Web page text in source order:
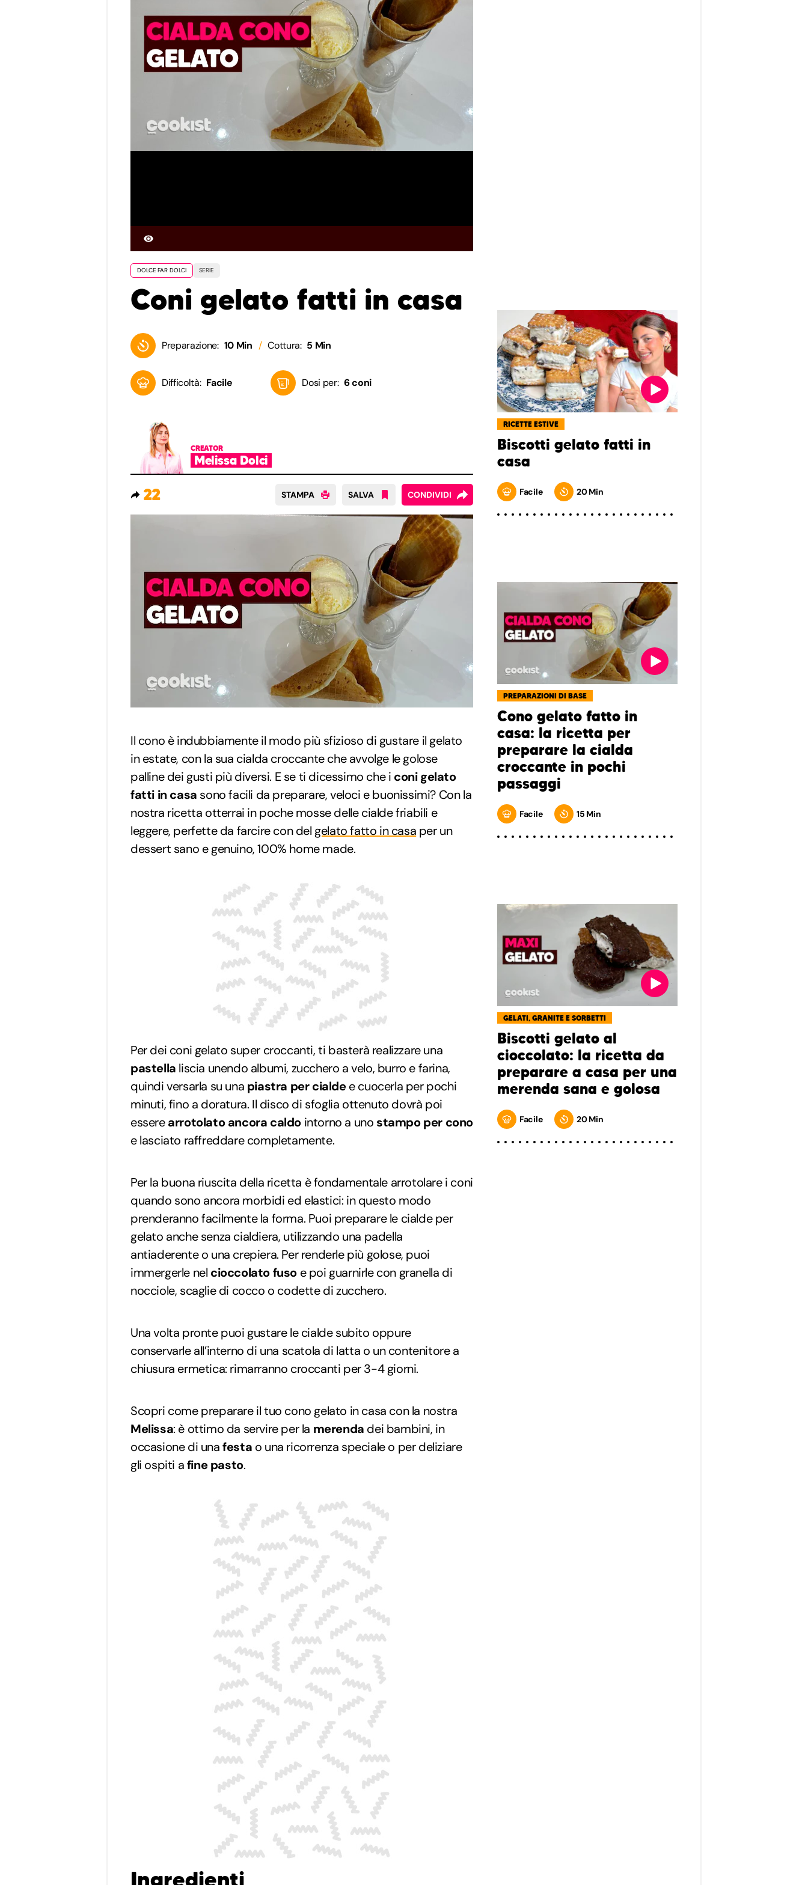
DOLCE FAR DOLCI SERIE
Coni gelato fatti in casa
Preparazione: 10 Min Cottura: 5 Min
Difficoltà: Facile Dosi per: 6 coni
CREATOR
Melissa Dolci
22 STAMPA SALVA CONDIVIDI
Il cono è indubbiamente il modo più sfizioso di gustare il gelato
in estate, con la sua cialda croccante che avvolge le golose
palline dei gusti più diversi. E se ti dicessimo che i coni gelato
fatti in casa sono facili da preparare, veloci e buonissimi? Con la
nostra ricetta otterrai in poche mosse delle cialde friabili e
leggere, perfette da farcire con del gelato fatto in casa per un
dessert sano e genuino, 100% home made.
Per dei coni gelato super croccanti, ti basterà realizzare una
pastella liscia unendo albumi, zucchero a velo, burro e farina,
quindi versarla su una piastra per cialdee cuocerla per pochi
minuti, fino a doratura. Il disco di sfoglia ottenuto dovrà poi
esserearrotolato ancora caldo intorno a uno stampo per cono
e lasciato raffreddare completamente.
Per la buona riuscita della ricetta è fondamentale arrotolare i coni
quando sono ancora morbidi ed elastici: in questo modo
prenderanno facilmente la forma. Puoi preparare le cialde per
gelato anche senza cialdiera, utilizzando una padella
antiaderente o una crepiera. Per renderle più golose, puoi
immergerle nel cioccolato fuso e poi guarnirle con granella di
nocciole, scaglie di cocco o codette di zucchero.
Una volta pronte puoi gustare le cialde subito oppure
conservarle all’interno di una scatola di latta o un contenitore a
chiusura ermetica: rimarranno croccanti per 3-4 giorni.
Scopri come preparare il tuo cono gelato in casa con la nostra
Melissa: è ottimo da servire per la merenda dei bambini, in
occasione di unafesta o una ricorrenza speciale o per deliziare
gli ospiti afine pasto.
RICETTE ESTIVE
Biscotti gelato fatti in
casa
Facile 20 Min
PREPARAZIONI DI BASE
Cono gelato fatto in
casa: la ricetta per
preparare la cialda
croccante in pochi
passaggi
Facile 15 Min
GELATI, GRANITE E SORBETTI
Biscotti gelato al
cioccolato: la ricetta da
preparare a casa per una
merenda sana e golosa
Facile 20 Min